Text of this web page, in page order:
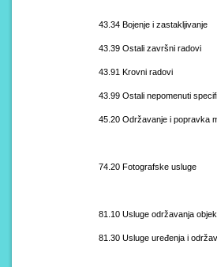
43.34 Bojenje i zastakljivanje
43.39 Ostali završni radovi
43.91 Krovni radovi
43.99 Ostali nepomenuti
45.20 Održavanje i popravka
74.20 Fotografske usluge
81.10 Usluge održavanja
81.30 Usluge uređenja i